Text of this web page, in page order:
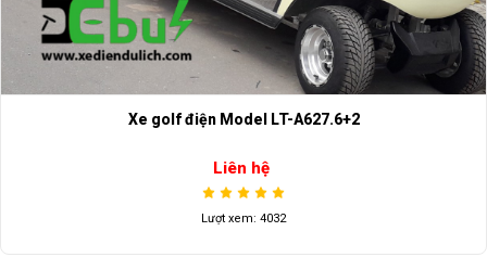
Xe golf điện Model LT-A627.6+2
Liên hệ
Lượt xem: 4032